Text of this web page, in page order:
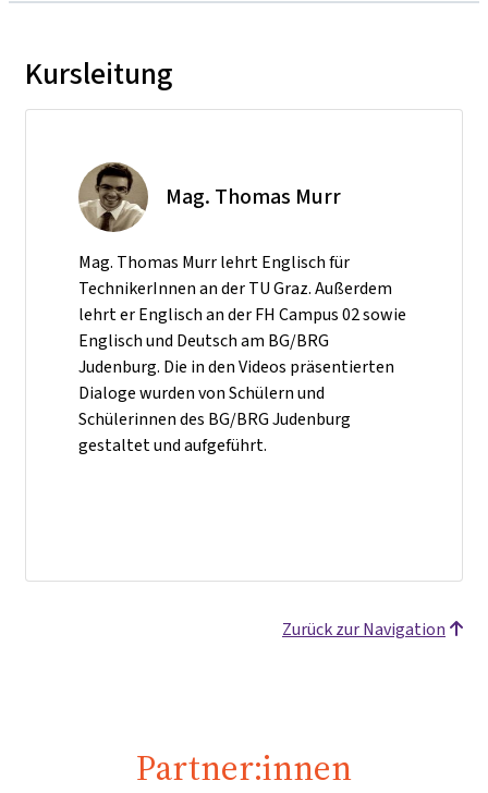
Kursleitung
Mag. Thomas Murr
Mag. Thomas Murr lehrt Englisch für
TechnikerInnen an der TU Graz. Außerdem
lehrt er Englisch an der FH Campus 02 sowie
Englisch und Deutsch am BG/BRG
Judenburg. Die in den Videos präsentierten
Dialoge wurden von Schülern und
Schülerinnen des BG/BRG Judenburg
gestaltet und aufgeführt.
Zurück zur Navigation
Partner:innen